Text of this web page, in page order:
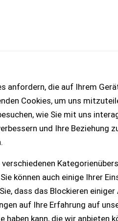
anfordern, die auf Ihrem
Cookies, um uns
wie Sie mit uns
und Ihre Beziehung
verschiedenen
können auch einige Ihrer
dass das Blockieren einiger
auf Ihre Erfahrung auf
haben kann, die wir anbieten